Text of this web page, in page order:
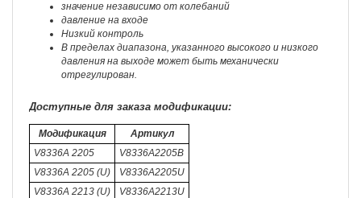
значение независимо от колебаний
давление на входе
Низкий контроль
В пределах диапазона, указанного высокого и низкого
давления на выходе может быть механически
отрегулирован.
Доступные для заказа модификации:
Модификация
Артикул
V8336A 2205
V8336A2205B
V8336A 2205 (U)
V8336A2205U
V8336A 2213 (U)
V8336A2213U